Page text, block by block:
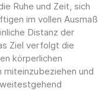
Ruhe und Zeit, sich
im vollen Ausmaß
Distanz der
Ziel verfolgt die
körperlichen
und